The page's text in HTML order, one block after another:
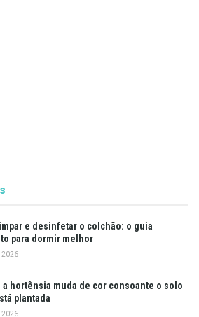
e desinfetar o colchão: o guia
para dormir melhor
2026
a hortênsia muda de cor consoante o solo
plantada
2026